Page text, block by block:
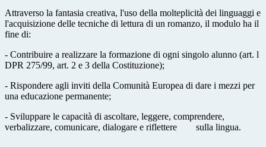
Attraverso la fantasia creativa, l'uso della molteplicità dei linguaggi e
l'acquisizione delle tecniche di lettura di un romanzo, il modulo ha il
fine di:
- Contribuire a realizzare la formazione di ogni singolo alunno (art. l
DPR 275/99, art. 2 e 3 della Costituzione);
- Rispondere agli inviti della Comunità Europea di dare i mezzi per
una educazione permanente;
- Sviluppare le capacità di ascoltare, leggere, comprendere,
verbalizzare, comunicare, dialogare e riflettere sulla lingua.